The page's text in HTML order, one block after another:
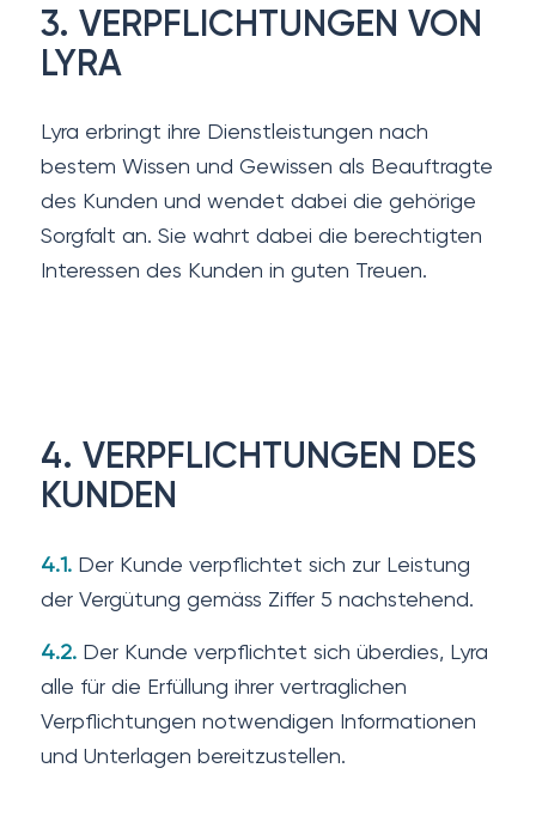
3. VERPFLICHTUNGEN VON
LYRA
Lyra erbringt ihre Dienstleistungen nach
bestem Wissen und Gewissen als Beauftragte
des Kunden und wendet dabei die gehörige
Sorgfalt an. Sie wahrt dabei die berechtigten
Interessen des Kunden in guten Treuen.
4. VERPFLICHTUNGEN DES
KUNDEN
4.1.Der Kunde verpflichtet sich zur Leistung
der Vergütung gemäss Ziffer 5 nachstehend.
4.2.Der Kunde verpflichtet sich überdies, Lyra
alle für die Erfüllung ihrer vertraglichen
Verpflichtungen notwendigen Informationen
und Unterlagen bereitzustellen.